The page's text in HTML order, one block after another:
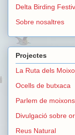
Delta Birding
Sobre nosaltres
Projectes
La Ruta dels
Ocells de butxaca
Parlem de
Divulgació sobre
Reus Natural